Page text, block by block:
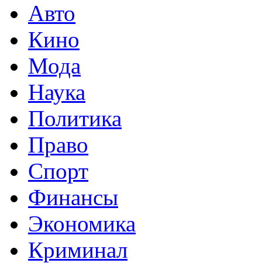
Авто
Кино
Мода
Наука
Политика
Право
Спорт
Финансы
Экономика
Криминал